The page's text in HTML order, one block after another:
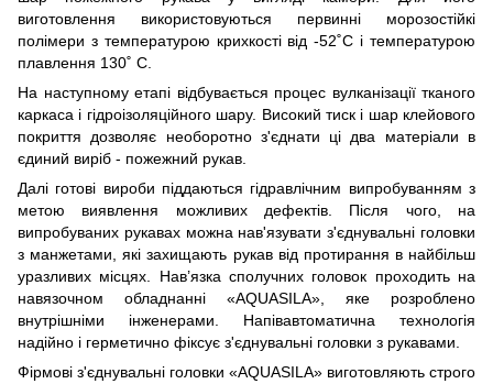
виготовлення використовуються первинні морозостійкі
полімери з температурою крихкості від -52˚С і температурою
плавлення 130˚ С.
На наступному етапі відбувається процес вулканізації тканого
каркаса і гідроізоляційного шару. Високий тиск і шар клейового
покриття дозволяє необоротно з'єднати ці два матеріали в
єдиний виріб - пожежний рукав.
Далі готові вироби піддаються гідравлічним випробуванням з
метою виявлення можливих дефектів. Після чого, на
випробуваних рукавах можна нав'язувати з'єднувальні головки
з манжетами, які захищають рукав від протирання в найбільш
уразливих місцях. Нав’язка сполучних головок проходить на
навязочном обладнанні «АQUASILA», яке розроблено
внутрішніми інженерами. Напівавтоматична технологія
надійно і герметично фіксує з'єднувальні головки з рукавами.
Фірмові з'єднувальні головки «АQUASILA» виготовляють строго